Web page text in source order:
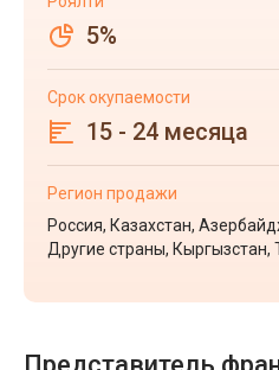
5%
Срок окупаемости
15 - 24 месяца
Регион продажи
Россия, Казахстан,
Другие страны, Кыргызстан,